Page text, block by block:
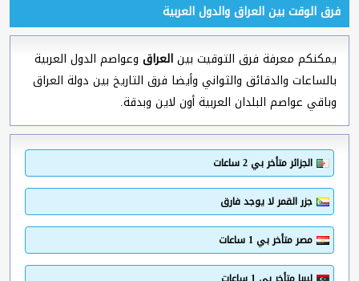
فرق الوقت بين العراق والدول العربية
يمكنكم معرفة فرق التوقيت بينالعراق وعواصم الدول العربية
بالساعات والدقائق والثواني وأيضا فرق التاريخ بين دولة العراق
وباقي عواصم البلدان العربية أون لاين وبدقة.
الجزائر متأخر بي 2 ساعات
جزر القمر لا يوجد فارق
مصر متأخر بي 1 ساعات